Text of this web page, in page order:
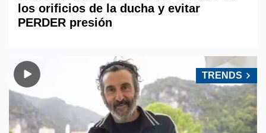
los orificios de la ducha y evitar
PERDER presión
TRENDS